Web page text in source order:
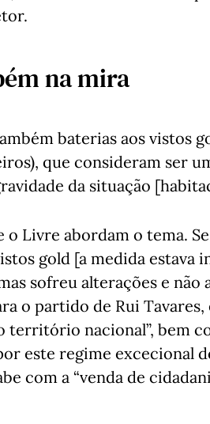
na mira
baterias aos vistos
que consideram ser
da situação
o Livre abordam o tema.
gold [a medida estava
sofreu alterações e
o partido de Rui
território nacional”, bem
este regime excecional
com a “venda de